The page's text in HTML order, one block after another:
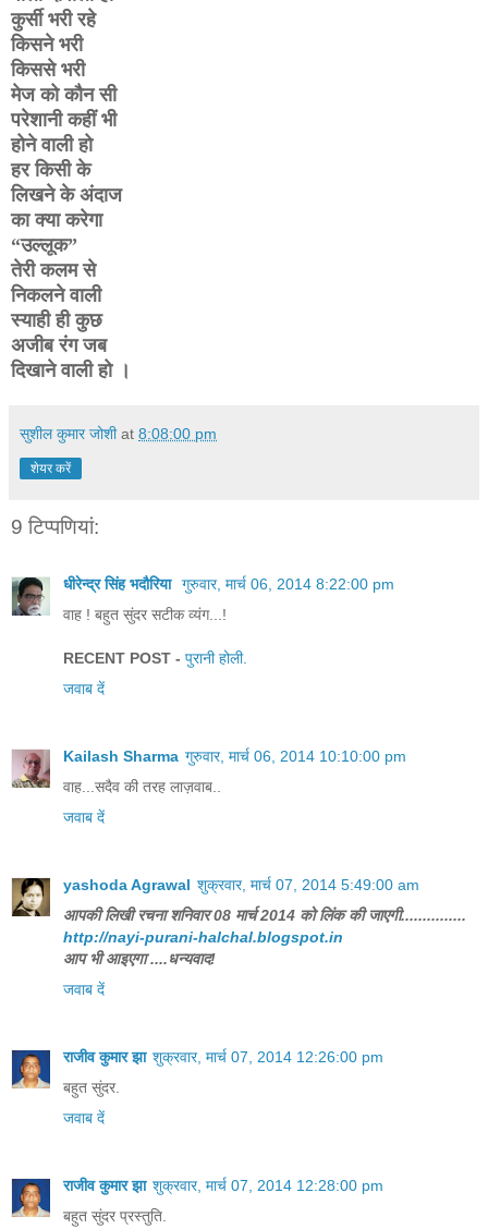
कुर्सी भरी रहे
किसने भरी
किससे भरी
मेज को कौन सी
परेशानी कहीं भी
होने वाली हो
हर किसी के
लिखने के अंदाज
का क्या करेगा
“उल्लूक”
तेरी कलम से
निकलने वाली
स्याही ही कुछ
अजीब रंग जब
दिखाने वाली हो ।
सुशील कुमार जोशी at 8:08:00 pm
शेयर करें
9 टिप्‍पणियां:
धीरेन्द्र सिंह भदौरिया गुरुवार, मार्च 06, 2014 8:22:00 pm
वाह ! बहुत सुंदर सटीक व्यंग...!
RECENT POST - पुरानी होली.
जवाब दें
Kailash Sharma गुरुवार, मार्च 06, 2014 10:10:00 pm
वाह...सदैव की तरह लाज़वाब..
जवाब दें
yashoda Agrawal शुक्रवार, मार्च 07, 2014 5:49:00 am
आपकी लिखी रचना शनिवार 08 मार्च 2014 को लिंक की जाएगी...............
http://nayi-purani-halchal.blogspot.in
आप भी आइएगा ....धन्यवाद!
जवाब दें
राजीव कुमार झा शुक्रवार, मार्च 07, 2014 12:26:00 pm
बहुत सुंदर.
जवाब दें
राजीव कुमार झा शुक्रवार, मार्च 07, 2014 12:28:00 pm
बहुत सुंदर प्रस्तुति.